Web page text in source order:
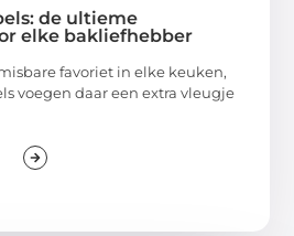
de ultieme
elke bakliefhebber
favoriet in elke keuken,
voegen daar een extra vleugje